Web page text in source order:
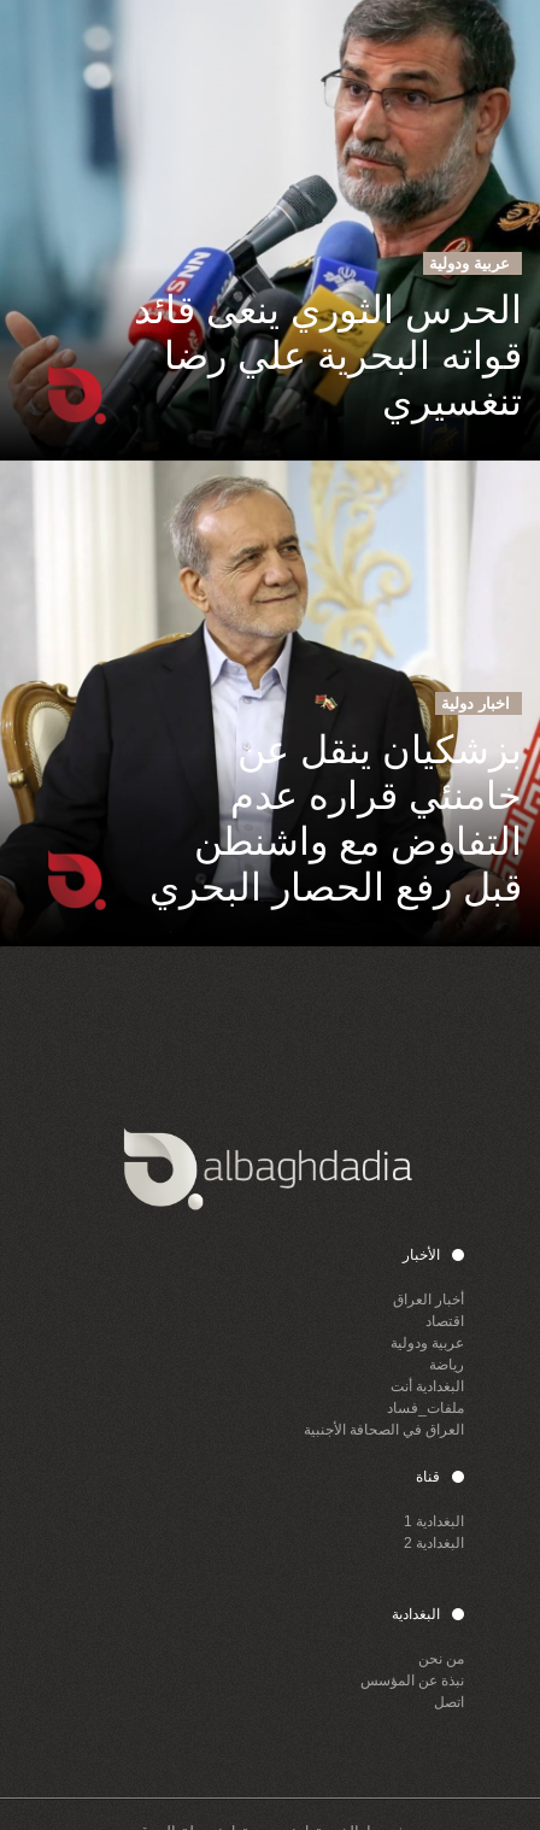
عربية ودولية
الحرس الثوري ينعى قائد
قواته البحرية علي رضا
تنغسيري
اخبار دولية
بزشكيان ينقل عن
خامنئي قراره عدم
التفاوض مع واشنطن
قبل رفع الحصار البحري
الأخبار
أخبار العراق
اقتصاد
عربية ودولية
رياضة
البغدادية أنت
ملفات_فساد
العراق في الصحافة الأجنبية
قناة
البغدادية 1
البغدادية 2
البغدادية
من نحن
نبذة عن المؤسس
اتصل